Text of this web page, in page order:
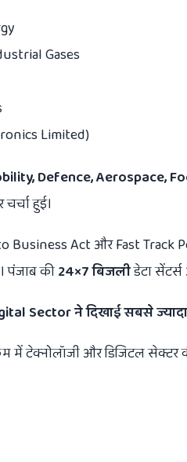
Gases
Limited)
Defence, Aerospace,
हुई।
Act और Fast Track
पंजाब की24×7बिजलीडेटा
Sectorने दिखाई सबसे
में टेक्नोलॉजी और डिजिटल सेक्टर